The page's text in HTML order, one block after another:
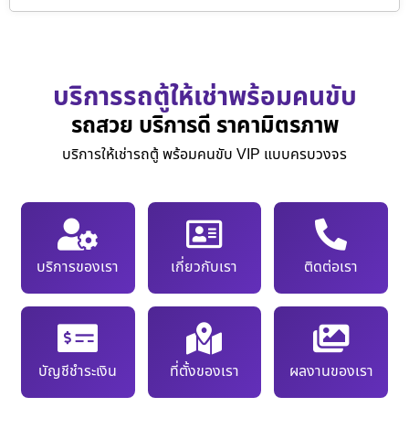
บริการรถตู้ให้เช่าพร้อมคนขับ
รถสวย บริการดี ราคามิตรภาพ
บริการให้เช่ารถตู้ พร้อมคนขับ VIP แบบครบวงจร
บริการของเรา เกี่ยวกับเรา ติดต่อเรา
บัญชีชำระเงิน ที่ตั้งของเรา ผลงานของเรา